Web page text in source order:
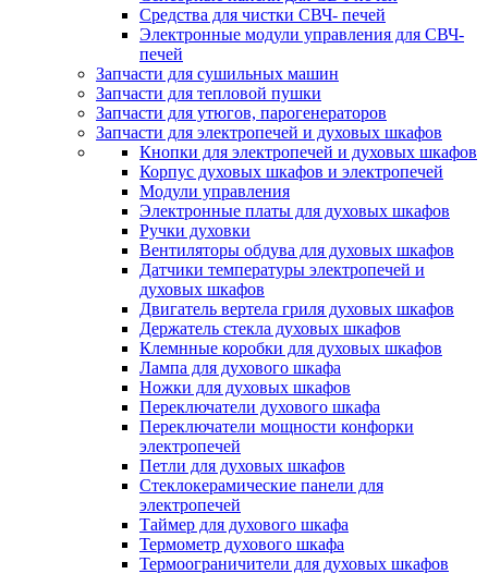
Средства для чистки СВЧ- печей
Электронные модули управления для СВЧ-
печей
Запчасти для сушильных машин
Запчасти для тепловой пушки
Запчасти для утюгов, парогенераторов
Запчасти для электропечей и духовых шкафов
Кнопки для электропечей и духовых шкафов
Корпус духовых шкафов и электропечей
Модули управления
Электронные платы для духовых шкафов
Ручки духовки
Вентиляторы обдува для духовых шкафов
Датчики температуры электропечей и
духовых шкафов
Двигатель вертела гриля духовых шкафов
Держатель стекла духовых шкафов
Клемнные коробки для духовых шкафов
Лампа для духового шкафа
Ножки для духовых шкафов
Переключатели духового шкафа
Переключатели мощности конфорки
электропечей
Петли для духовых шкафов
Стеклокерамические панели для
электропечей
Таймер для духового шкафа
Термометр духового шкафа
Термоограничители для духовых шкафов